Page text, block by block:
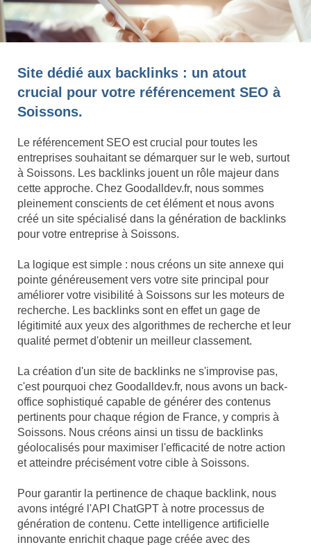
Site dédié aux backlinks : un atout
crucial pour votre référencement SEO à
Soissons.
Le référencement SEO est crucial pour toutes les
entreprises souhaitant se démarquer sur le web, surtout
à Soissons. Les backlinks jouent un rôle majeur dans
cette approche. Chez Goodalldev.fr, nous sommes
pleinement conscients de cet élément et nous avons
créé un site spécialisé dans la génération de backlinks
pour votre entreprise à Soissons.
La logique est simple : nous créons un site annexe qui
pointe généreusement vers votre site principal pour
améliorer votre visibilité à Soissons sur les moteurs de
recherche. Les backlinks sont en effet un gage de
légitimité aux yeux des algorithmes de recherche et leur
qualité permet d'obtenir un meilleur classement.
La création d'un site de backlinks ne s'improvise pas,
c'est pourquoi chez Goodalldev.fr, nous avons un back-
office sophistiqué capable de générer des contenus
pertinents pour chaque région de France, y compris à
Soissons. Nous créons ainsi un tissu de backlinks
géolocalisés pour maximiser l'efficacité de notre action
et atteindre précisément votre cible à Soissons.
Pour garantir la pertinence de chaque backlink, nous
avons intégré l'API ChatGPT à notre processus de
génération de contenu. Cette intelligence artificielle
innovante enrichit chaque page créée avec des